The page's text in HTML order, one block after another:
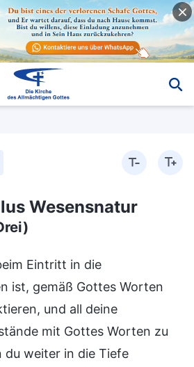
Wesensnatur
Eintritt in die
ist, gemäß Gottes Worten
und all deine
mit Gottes Worten zu
du weiter in die Tiefe